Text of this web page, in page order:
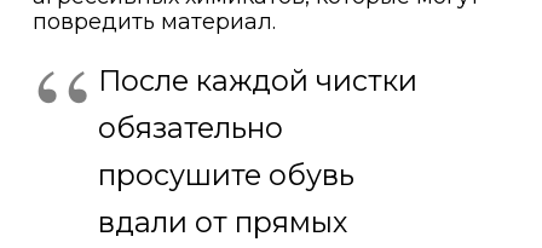
повредить материал.
После каждой чистки
обязательно
просушите обувь
вдали от прямых